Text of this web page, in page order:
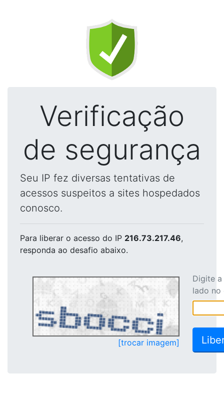
Verificação
de segurança
Seu IP fez diversas tentativas de
acessos suspeitos a sites hospedados
conosco.
Para liberar o acesso do IP 216.73.217.46,
responda ao desafio abaixo.
[trocar imagem]
Digite
lado no